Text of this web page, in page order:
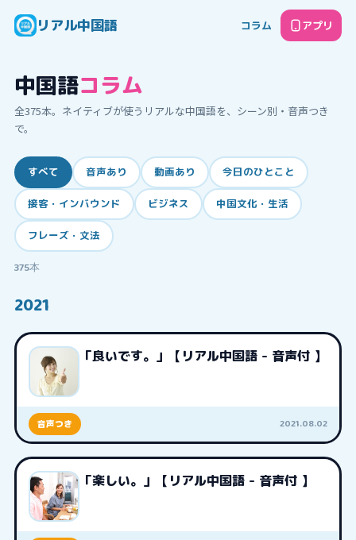
リアル中国語 コラム アプリ
中国語コラム
全375本。ネイティブが使うリアルな中国語を、シーン別・音声つき
で。
すべて 音声あり 動画あり 今日のひとこと
接客・インバウンド ビジネス 中国文化・生活
フレーズ・文法
375本
2021
「良いです。」【リアル中国語 - 音声付 】
音声つき 2021.08.02
「楽しい。」【リアル中国語 - 音声付 】